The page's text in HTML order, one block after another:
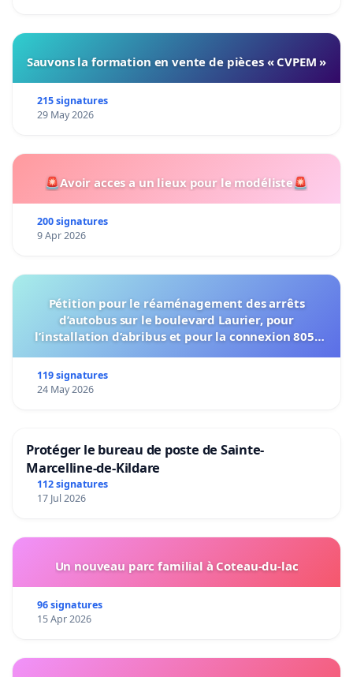
Sauvons la formation en vente de pièces « CVPEM »
215 signatures
29 May 2026
🚨Avoir acces a un lieux pour le modéliste🚨
200 signatures
9 Apr 2026
Pétition pour le réaménagement des arrêts
d’autobus sur le boulevard Laurier, pour
l’installation d’abribus et pour la connexion 805-
119 signatures
24 May 2026
Protéger le bureau de poste de Sainte-
Marcelline-de-Kildare
112 signatures
17 Jul 2026
Un nouveau parc familial à Coteau-du-lac
96 signatures
15 Apr 2026